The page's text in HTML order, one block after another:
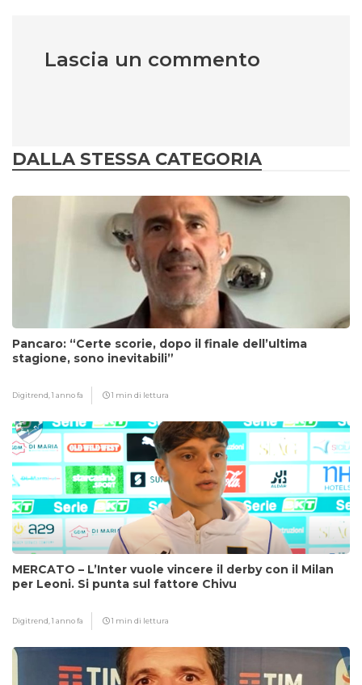
Lascia un commento
DALLA STESSA CATEGORIA
Pancaro: “Certe scorie, dopo il finale dell’ultima
stagione, sono inevitabili”
Digitrend,1 anno fa 1 min di lettura
MERCATO – L’Inter vuole vincere il derby con il Milan
per Leoni. Si punta sul fattore Chivu
Digitrend,1 anno fa 1 min di lettura